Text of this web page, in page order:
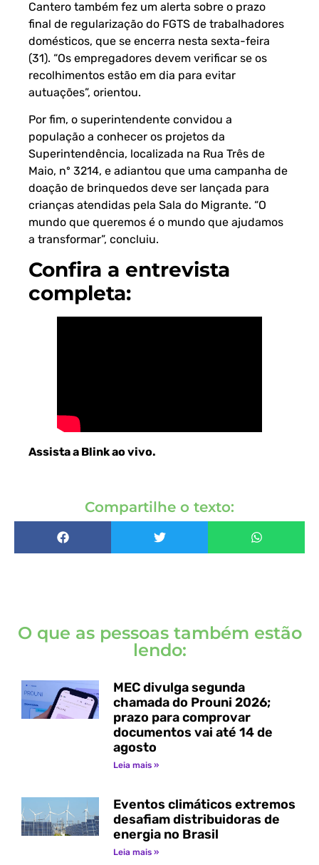
Cantero também fez um alerta sobre o prazo
final de regularização do FGTS de trabalhadores
domésticos, que se encerra nesta sexta-feira
(31). “Os empregadores devem verificar se os
recolhimentos estão em dia para evitar
autuações”, orientou.
Por fim, o superintendente convidou a
população a conhecer os projetos da
Superintendência, localizada na Rua Três de
Maio, nº 3214, e adiantou que uma campanha de
doação de brinquedos deve ser lançada para
crianças atendidas pela Sala do Migrante. “O
mundo que queremos é o mundo que ajudamos
a transformar”, concluiu.
Confira a entrevista
completa:
Assista a Blink ao vivo.
Compartilhe o texto:
O que as pessoas também estão
lendo:
MEC divulga segunda
chamada do Prouni 2026;
prazo para comprovar
documentos vai até 14 de
agosto
Leia mais »
Eventos climáticos extremos
desafiam distribuidoras de
energia no Brasil
Leia mais »